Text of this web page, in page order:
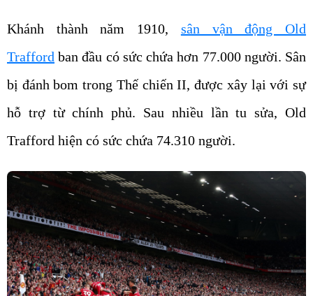
Khánh thành năm 1910, sân vận động Old
Trafford ban đầu có sức chứa hơn 77.000 người. Sân
bị đánh bom trong Thế chiến II, được xây lại với sự
hỗ trợ từ chính phủ. Sau nhiều lần tu sửa, Old
Trafford hiện có sức chứa 74.310 người.